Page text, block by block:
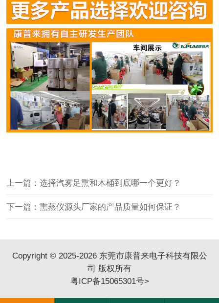
上一篇：选择汽雾足熏和木桶到底哪一个更好？
下一篇：熏蒸仪源头厂家的产品质量如何保证？
Copyright © 2025-2026 东莞市康普来电子科技有限公
司 版权所有
粤ICP备15065301号>